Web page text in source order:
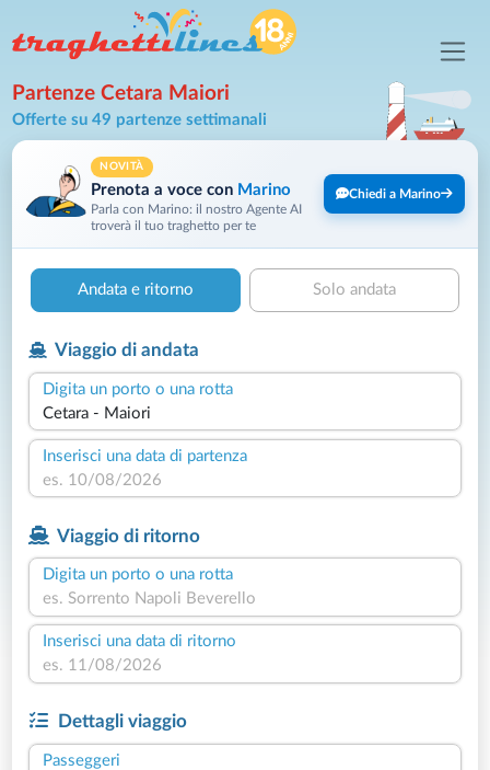
Partenze Cetara Maiori
Offerte su 49 partenze settimanali
NOVITÀ
Prenota a voce con Marino
Parla con Marino: il nostro Agente AI
troverà il tuo traghetto per te
Chiedi a Marino
Andata e ritorno Solo andata
Viaggio di andata
Digita un porto o una rotta
Inserisci una data di partenza
Viaggio di ritorno
Digita un porto o una rotta
Inserisci una data di ritorno
Dettagli viaggio
Passeggeri